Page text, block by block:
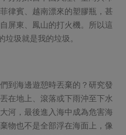
地區活動
律賓、越南漂來的塑膠瓶，甚
屏東、鳳山的打火機。所以這
垃圾就是我的垃圾。
到海邊遊憩時丟棄的？研究發
在地上、滾落或下雨沖至下水
河，最後進入海中成為危害海
物也不是全部浮在海面上，像